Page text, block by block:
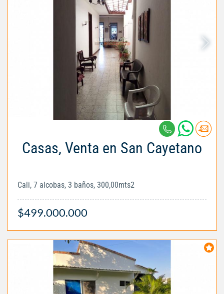
Casas, Venta en San Cayetano
Cali, 7 alcobas, 3 baños, 300,00mts2
$499.000.000